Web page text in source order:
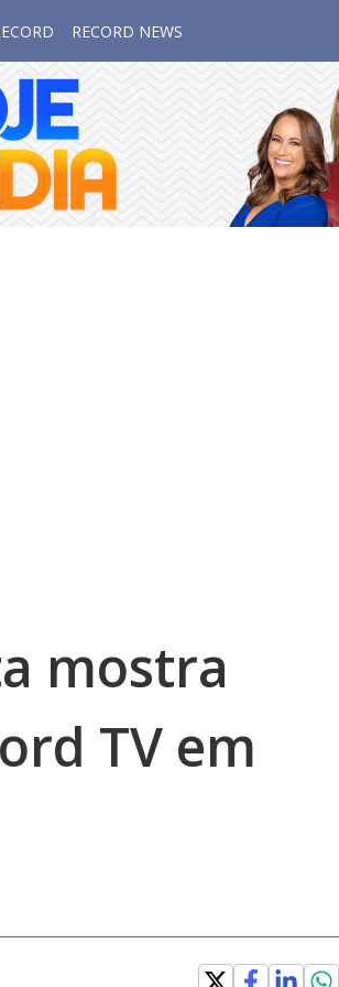
RECORD NEWS
mostra
TV em